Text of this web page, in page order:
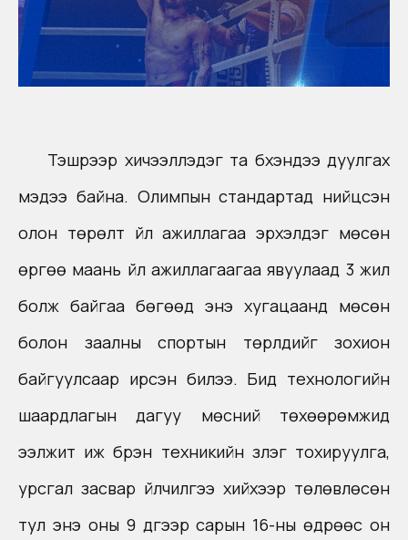
Тэшүүрээр хичээллэдэг та бүхэндээ дуулгах
мэдээ байна. Олимпын стандартад нийцсэн
олон төрөлт үйл ажиллагаа эрхэлдэг мөсөн
өргөө маань үйл ажиллагаагаа явуулаад 3 жил
болж байгаа бөгөөд энэ хугацаанд мөсөн
болон заалны спортын төрлүүдийг зохион
байгуулсаар ирсэн билээ. Бид технологийн
шаардлагын дагуу мөсний төхөөрөмжид
ээлжит иж бүрэн техникийн үзлэг тохируулга,
урсгал засвар үйлчилгээ хийхээр төлөвлөсөн
тул энэ оны 9 дүгээр сарын 16-ны өдрөөс он